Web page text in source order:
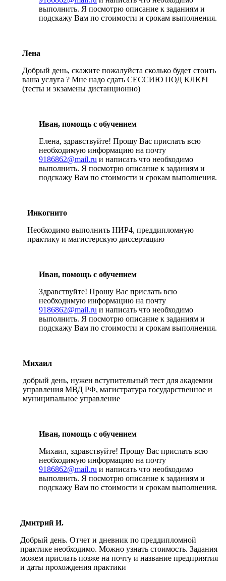
выполнить. Я посмотрю описание к заданиям и
подскажу Вам по стоимости и срокам выполнения.
Лена
Добрый день, скажите пожалуйста сколько будет стоить
ваша услуга ? Мне надо сдать СЕССИЮ ПОД КЛЮЧ
(тесты и экзамены дистанционно)
Иван, помощь с обучением
Елена, здравствуйте! Прошу Вас прислать всю
необходимую информацию на почту
9186862@mail.ru и написать что необходимо
выполнить. Я посмотрю описание к заданиям и
подскажу Вам по стоимости и срокам выполнения.
Инкогнито
Необходимо выполнить НИР4, преддипломную
практику и магистерскую диссертацию
Иван, помощь с обучением
Здравствуйте! Прошу Вас прислать всю
необходимую информацию на почту
9186862@mail.ru и написать что необходимо
выполнить. Я посмотрю описание к заданиям и
подскажу Вам по стоимости и срокам выполнения.
Михаил
добрый день, нужен вступительный тест для академии
управления МВД РФ, магистратура государственное и
муниципальное управление
Иван, помощь с обучением
Михаил, здравствуйте! Прошу Вас прислать всю
необходимую информацию на почту
9186862@mail.ru и написать что необходимо
выполнить. Я посмотрю описание к заданиям и
подскажу Вам по стоимости и срокам выполнения.
Дмитрий И.
Добрый день. Отчет и дневник по преддипломной
практике необходимо. Можно узнать стоимость. Задания
можем прислать позже на почту и название предприятия
и даты прохождения практики